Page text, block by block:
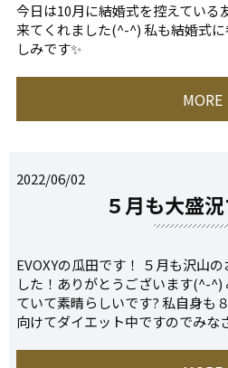
今日は10月に結婚式を控えている
来てくれました(^-^) 私も結婚式
しみです✨
MORE
2022/06/02
５月も大盛
EVOXYの瓜田です！ ５月も沢山
した！ありがとうございます(^-^)
ていて素晴らしいです? 私自身も
向けてダイエット中ですのでみ